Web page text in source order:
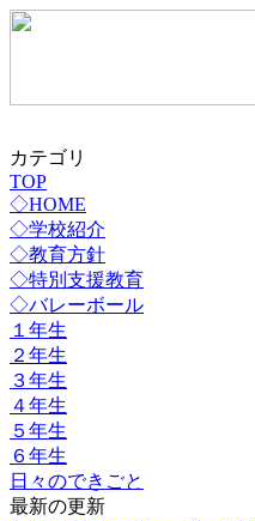
カテゴリ
TOP
◇HOME
◇学校紹介
◇教育方針
◇特別支援教育
◇バレーボール
１年生
２年生
３年生
４年生
５年生
６年生
日々のできごと
最新の更新